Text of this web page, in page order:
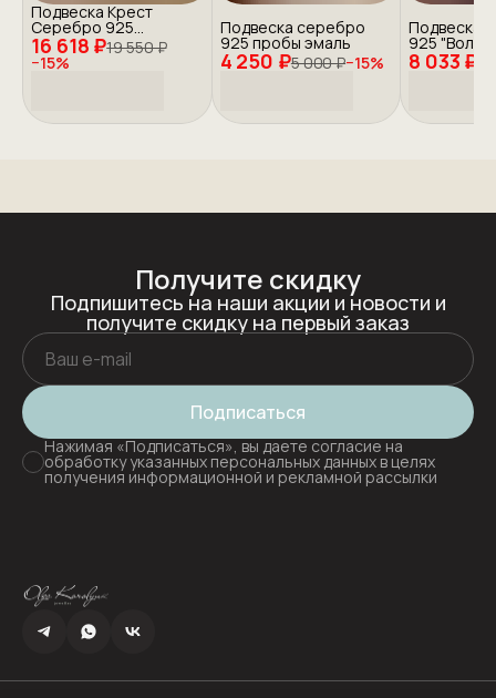
16 618 ₽19 550 ₽
−15%
Подвеска Крест
Серебро 925
"Православие"
4 250 ₽5 000 ₽−15%
Подвеска серебро
925 пробы эмаль
8 033 ₽
Подвеска
925 "Волки"
Получите скидку
Подпишитесь на наши акции и новости и
получите скидку на первый заказ
Подписаться
Нажимая «Подписаться», вы даете согласие на
обработку указанных персональных данных в целях
получения информационной и рекламной рассылки